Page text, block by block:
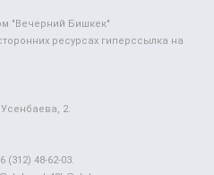
"Вечерний Бишкек"
ресурсах гиперссылка на
2.
(312) 48-62-03.